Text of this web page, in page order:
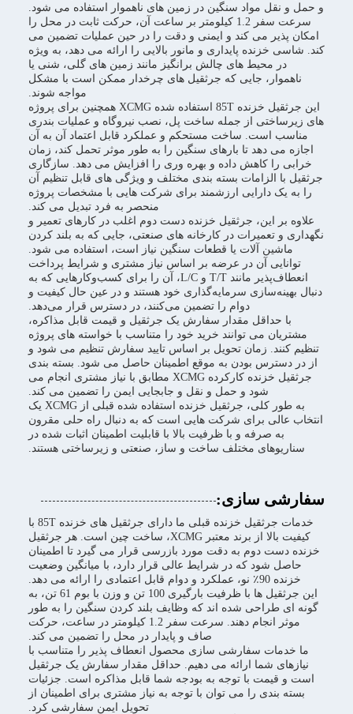
و حمل و نقل مواد سنگین در زمین های ناهموار استفاده می شود.
سرعت سفر 1.2 کیلومتر بر ساعت آن، حرکت ثابت در محل را
امکان پذیر می کند و ایمنی و دقت را در حین عملیات تضمین می
کند. شاسی خزنده پایداری و مانور بالایی را ارائه می دهد، به ویژه
در محیط های چالش برانگیز مانند زمین های گلی، شنی یا
ناهموار، جایی که جرثقیل های چرخدار ممکن است با مشکل
مواجه شوند.
این جرثقیل خزنده 85T استفاده شده XCMG همچنین برای پروژه
های زیرساختی از جمله ساخت پل، نصب نیروگاه و عملیات بندری
مناسب است. ساخت مستحکم و عملکرد قابل اعتماد آن به آن
اجازه می دهد تا بارهای سنگین را به طور موثر تحمل کند، زمان
خرابی را کاهش داده و بهره وری را افزایش می دهد. سازگاری
جرثقیل با الزامات بسته بندی مختلف و ویژگی های قابل تنظیم آن
را به یک دارایی ارزشمند برای شرکت هایی با مشخصات پروژه
منحصر به فرد تبدیل می کند.
علاوه بر این، جرثقیل خزنده دست دوم اغلب در کارهای تعمیر و
نگهداری و تعمیرات در کارخانه های صنعتی، جایی که به بلند کردن
ماشین آلات یا قطعات سنگین نیاز است، استفاده می شود.
توانایی آن در عرضه بر اساس نیاز مشتری و شرایط پرداخت
انعطاف‌پذیر مانند T/T و L/C، آن را برای کسب‌وکارهایی که به
دنبال بهینه‌سازی سرمایه‌گذاری خود هستند و در عین حال کیفیت و
دوام را تضمین می‌کنند، در دسترس قرار می‌دهد.
با حداقل مقدار سفارش یک جرثقیل و قیمت قابل مذاکره،
مشتریان می توانند خرید خود را متناسب با خواسته های پروژه
تنظیم کنند. زمان تحویل بر اساس تایید سفارش تنظیم می شود و
از در دسترس بودن به موقع اطمینان حاصل می شود. بسته بندی
جرثقیل خزنده کارکرده XCMG مطابق با نیاز مشتری انجام می
شود و حمل و نقل و جابجایی ایمن را تضمین می کند.
به طور کلی، جرثقیل خزنده استفاده شده قبلی از XCMG یک
انتخاب عالی برای شرکت هایی است که به دنبال راه حلی مقرون
به صرفه و با ظرفیت بالا با قابلیت اطمینان اثبات شده در
سناریوهای مختلف ساخت و ساز، صنعتی و زیرساختی هستند.
سفارشی سازی:
خدمات جرثقیل خزنده قبلی ما دارای جرثقیل های خزنده 85T با
کیفیت بالا از برند معتبر XCMG، ساخت چین است. هر جرثقیل
خزنده دست دوم به دقت مورد بازرسی قرار می گیرد تا اطمینان
حاصل شود که در شرایط عالی قرار دارد، با میانگین وضعیت
خزنده 90٪ نو، عملکرد و دوام قابل اعتمادی را ارائه می دهد.
این جرثقیل ها با ظرفیت بارگیری 100 تن و وزن با بوم 61 تن، به
گونه ای طراحی شده اند که وظایف بلند کردن سنگین را به طور
موثر انجام دهند. سرعت سفر 1.2 کیلومتر در ساعت، حرکت
صاف و پایدار در محل را تضمین می کند.
ما خدمات سفارشی سازی محصول انعطاف پذیر را متناسب با
نیازهای شما ارائه می دهیم. حداقل مقدار سفارش یک جرثقیل
است و قیمت با توجه به بودجه شما قابل مذاکره است. جزئیات
بسته بندی را می توان با توجه به نیاز مشتری برای اطمینان از
تحویل ایمن سفارشی کرد.